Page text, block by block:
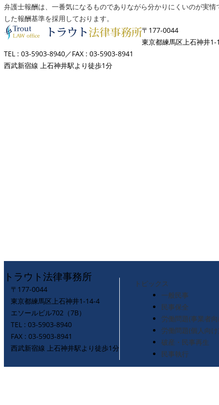
弁護士報酬は、一番気になるものでありながら分かりにくいのが実
した報酬基準を採用しております。
〒177-0044
東京都練馬区上石神井
TEL : 03-5903-8940／FAX : 03-5903-8941
西武新宿線 上石神井駅より徒歩1分
トラウト法律事務所
〒177-0044
東京都練馬区上石神井1-14-4
エソールビル702（7B）
TEL : 03-5903-8940
FAX : 03-5903-8941
西武新宿線 上石神井駅より徒歩1分
トピックス
一般民事
民事保全
労働問題(事業者
労働問題(個人向
破産・民事再生
民事執行